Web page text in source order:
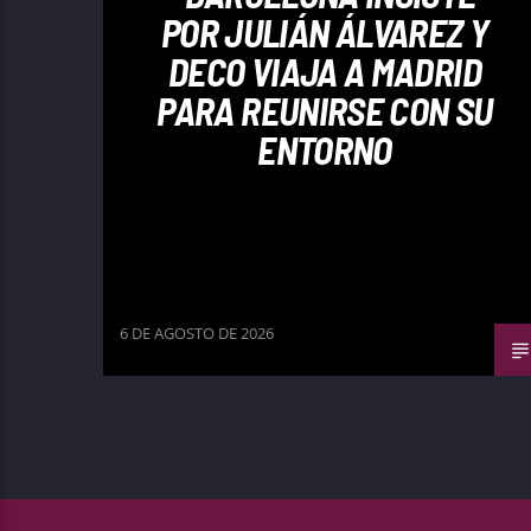
POR JULIÁN ÁLVAREZ Y
DECO VIAJA A MADRID
PARA REUNIRSE CON SU
ENTORNO
6 DE AGOSTO DE 2026